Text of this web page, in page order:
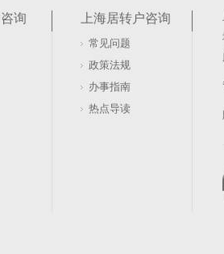
海居转户2倍基数要等多久）
在符合政策规定的情况下转移户口。例如
询 上海居转户咨询
常见问题
政策法规
办事指南
热点导读